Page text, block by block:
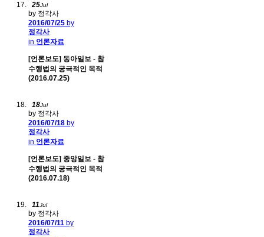
25Jul
by 정각사
2016/07/25 by
정각사
in 언론자료
[언론보도] 동아일보 - 참
수행법의 궁극적인 목적
(2016.07.25)
18Jul
by 정각사
2016/07/18 by
정각사
in 언론자료
[언론보도] 중앙일보 - 참
수행법의 궁극적인 목적
(2016.07.18)
11Jul
by 정각사
2016/07/11 by
정각사